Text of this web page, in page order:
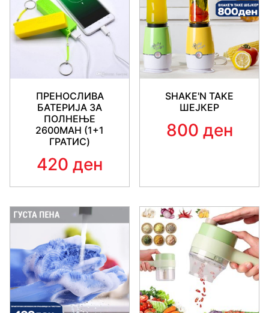
ПРЕНОСЛИВА
БАТЕРИЈА ЗА
ПОЛНЕЊЕ
2600MAH (1+1
ГРАТИС)
420 ден
SHAKE'N TAKE
ШЕЈКЕР
800 ден